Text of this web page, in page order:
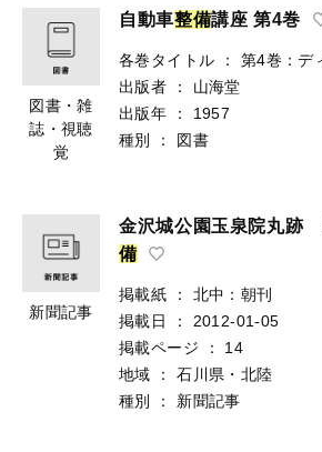
図書・雑
誌・視聴
覚
自動車整備講座 第4巻
各巻タイトル ： 第4巻：デ
出版者
：
山海堂
出版年
：
1957
種別
： 図書
新聞記事
金沢城公園玉泉院丸跡
備
掲載紙 ：
北中：朝刊
掲載日
：
2012-01-05
掲載ページ
：
14
地域
：
石川県・北陸
種別
： 新聞記事